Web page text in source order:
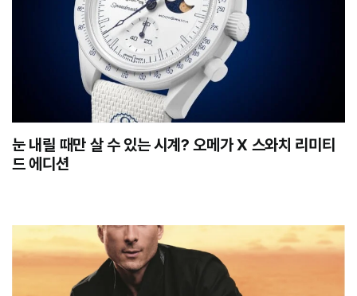
눈 내릴 때만 살 수 있는 시계? 오메가 X 스와치 리미티
드 에디션